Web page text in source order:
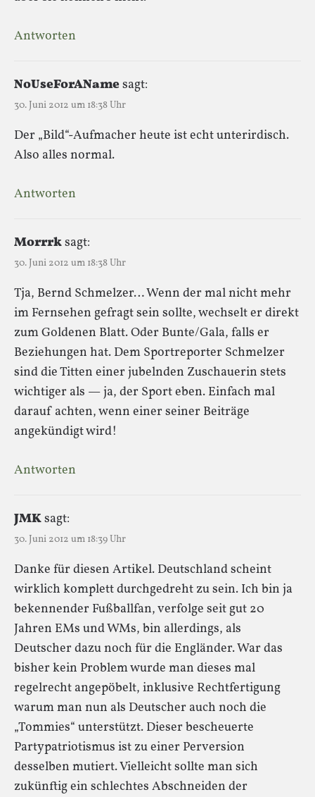
Antworten
NoUseForANamesagt:
30. Juni 2012 um 18:38 Uhr
Der „Bild“-Aufmacher heute ist echt unterirdisch.
Also alles normal.
Antworten
Morrrksagt:
30. Juni 2012 um 18:38 Uhr
Tja, Bernd Schmelzer… Wenn der mal nicht mehr
im Fernsehen gefragt sein sollte, wechselt er direkt
zum Goldenen Blatt. Oder Bunte/Gala, falls er
Beziehungen hat. Dem Sportreporter Schmelzer
sind die Titten einer jubelnden Zuschauerin stets
wichtiger als — ja, der Sport eben. Einfach mal
darauf achten, wenn einer seiner Beiträge
angekündigt wird!
Antworten
JMKsagt:
30. Juni 2012 um 18:39 Uhr
Danke für diesen Artikel. Deutschland scheint
wirklich komplett durchgedreht zu sein. Ich bin ja
bekennender Fußballfan, verfolge seit gut 20
Jahren EMs und WMs, bin allerdings, als
Deutscher dazu noch für die Engländer. War das
bisher kein Problem wurde man dieses mal
regelrecht angepöbelt, inklusive Rechtfertigung
warum man nun als Deutscher auch noch die
„Tommies“ unterstützt. Dieser bescheuerte
Partypatriotismus ist zu einer Perversion
desselben mutiert. Vielleicht sollte man sich
zukünftig ein schlechtes Abschneiden der